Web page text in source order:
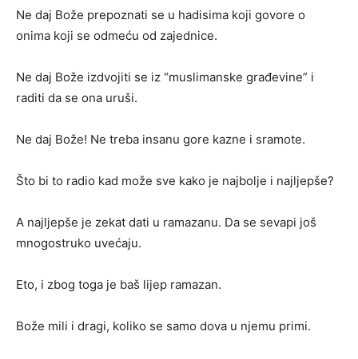
Ne daj Bože prepoznati se u hadisima koji govore o
onima koji se odmeću od zajednice.
Ne daj Bože izdvojiti se iz “muslimanske građevine” i
raditi da se ona uruši.
Ne daj Bože! Ne treba insanu gore kazne i sramote.
Što bi to radio kad može sve kako je najbolje i najljepše?
A najljepše je zekat dati u ramazanu. Da se sevapi još
mnogostruko uvećaju.
Eto, i zbog toga je baš lijep ramazan.
Bože mili i dragi, koliko se samo dova u njemu primi.